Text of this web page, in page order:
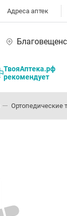
Адреса аптек
ТвояАптека.рф
рекомендует
Ортопедические